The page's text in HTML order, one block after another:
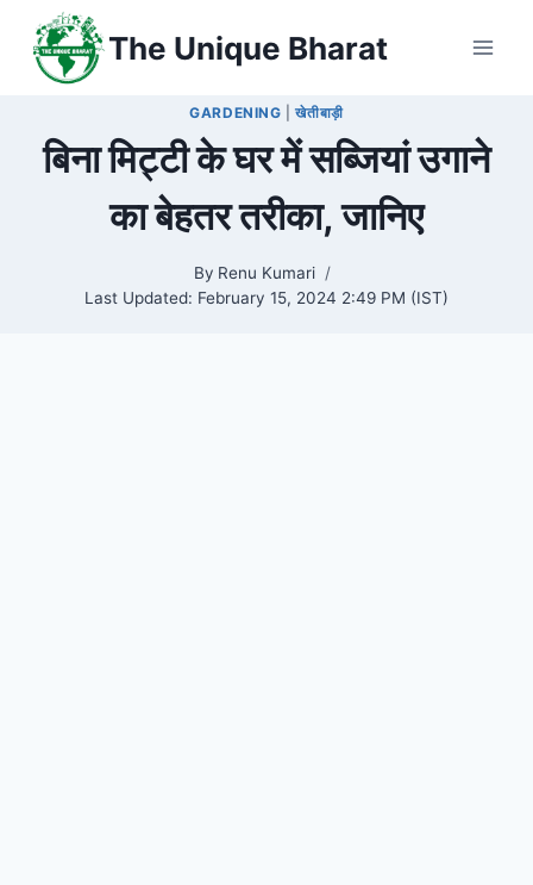
content
The Unique Bharat
GARDENING |खेतीबाड़ी
बिना मिट्टी के घर में सब्जियां उगाने
का बेहतर तरीका, जानिए
By Renu Kumari
Last Updated: February 15, 2024 2:49 PM (IST)